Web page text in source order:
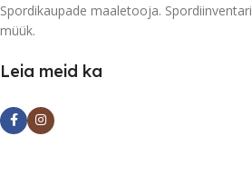
Spordikaupade maaletooja. Spordiinventari
müük.
Leia meid ka